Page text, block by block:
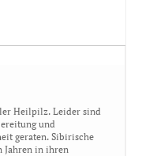
Heilpilz. Leider sind
und
geraten. Sibirische
Jahren in ihren